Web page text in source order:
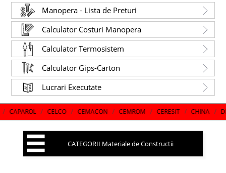
Manopera - Lista de Preturi
Calculator Costuri Manopera
Calculator Termosistem
Calculator Gips-Carton
Lucrari Executate
CELCO/CEMACON/ CEMROM/CERESIT/ CHINA/DEN BRAVEN/
CATEGORII Materiale de Constructii